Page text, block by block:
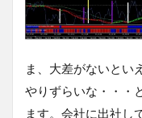
ま、大差がないとい
やりずらいな・・・
ます。会社に出社し